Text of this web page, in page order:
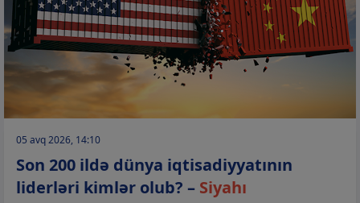
05 avq 2026, 14:10
Son 200 ildə dünya iqtisadiyyatının
liderləri kimlər olub? – Siyahı